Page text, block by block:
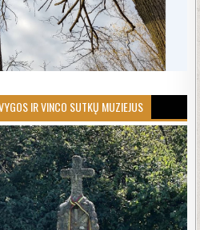
IR VINCO SUTKŲ MUZIEJUS